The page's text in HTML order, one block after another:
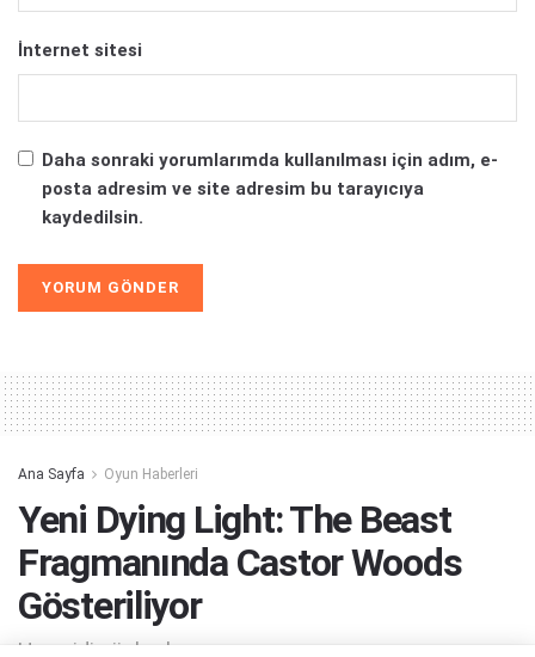
İnternet sitesi
Daha sonraki yorumlarımda kullanılması için adım, e-
posta adresim ve site adresim bu tarayıcıya
kaydedilsin.
Ana Sayfa Oyun Haberleri
Yeni Dying Light: The Beast
Fragmanında Castor Woods
Gösteriliyor
Hey gidi günler, hey...